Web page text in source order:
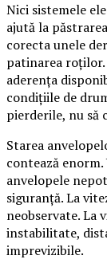
Nici sistemele
ajută la
corecta unele
patinarea roților.
aderența
condițiile de
pierderile, nu să
Starea
contează
anvelopele
siguranță. La
neobservate. La
instabilitate,
imprevizibile.